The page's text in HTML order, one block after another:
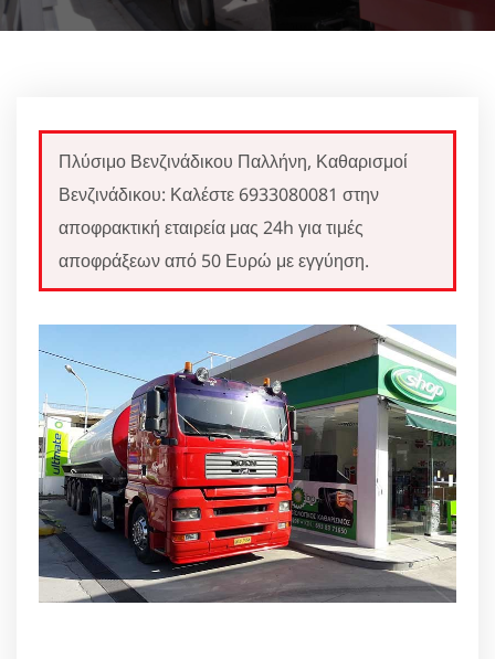
Πλύσιμο Βενζινάδικου Παλλήνη, Καθαρισμοί
Βενζινάδικου: Καλέστε 6933080081 στην
αποφρακτική εταιρεία μας 24h για τιμές
αποφράξεων από 50 Ευρώ με εγγύηση.